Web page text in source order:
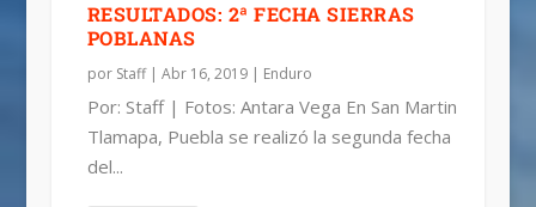
RESULTADOS: 2ª FECHA SIERRAS
POBLANAS
por Staff| Abr 16, 2019| Enduro
Por: Staff | Fotos: Antara Vega En San Martin
Tlamapa, Puebla se realizó la segunda fecha
del...